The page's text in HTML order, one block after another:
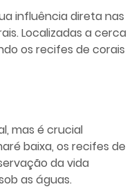
influência direta nas
Localizadas a cerca
os recifes de corais
mas é crucial
baixa, os recifes de
da vida
as águas.